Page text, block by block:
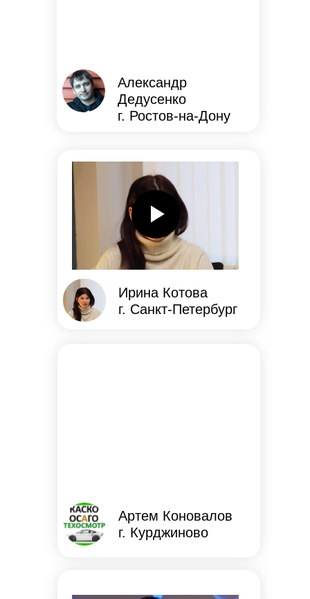
Александр
Дедусенко
г. Ростов-на-Дону
Ирина Котова
г. Санкт-Петербург
Артем Коновалов
г. Курджиново